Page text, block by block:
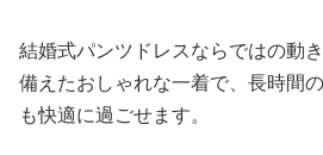
結婚式パンツドレスならではの動
備えたおしゃれな一着で、長時間
も快適に過ごせます。